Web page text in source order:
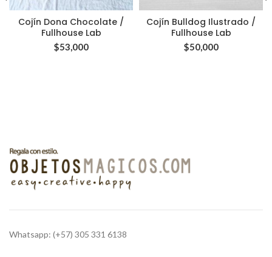
Cojín Dona Chocolate /
Fullhouse Lab
$53,000
Cojín Bulldog Ilustrado /
Fullhouse Lab
$50,000
Whatsapp: (+57) 305 331 6138